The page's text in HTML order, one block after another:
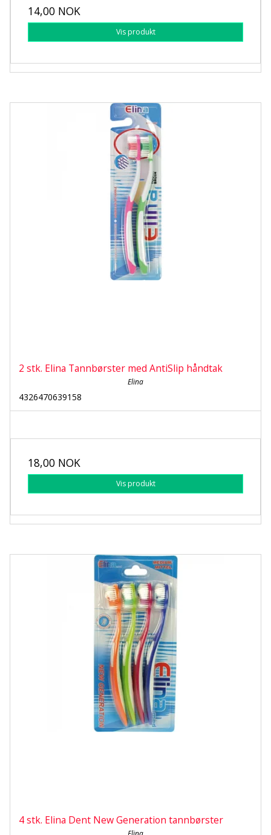
14,00 NOK
Vis produkt
2 stk. Elina Tannbørster med AntiSlip håndtak
Elina
4326470639158
18,00 NOK
Vis produkt
4 stk. Elina Dent New Generation tannbørster